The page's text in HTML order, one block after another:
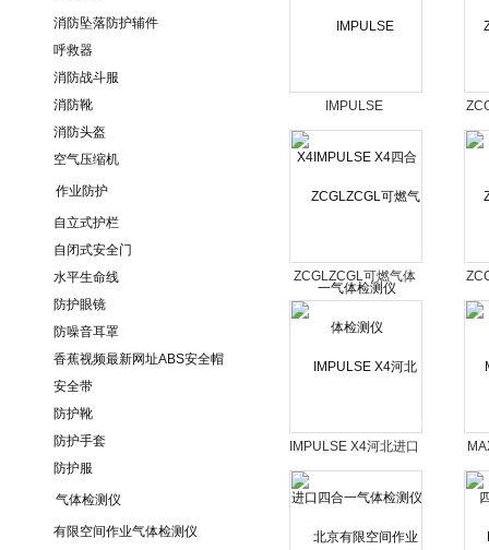
消防坠落防护辅件
呼救器
消防战斗服
消防靴
消防头盔
空气压缩机
作业防护
自立式护栏
自闭式安全门
水平生命线
防护眼镜
防噪音耳罩
香蕉视频最新网址ABS安全帽
安全带
防护靴
防护手套
防护服
气体检测仪
有限空间作业气体检测仪
IMPULSE
X4IMPULSE X4四合
一气体检测仪
ZCGLZCGL可燃气体
检测仪
IMPULSE X4河北进口
四合一气体检测仪